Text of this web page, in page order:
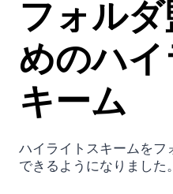
フォル
めのハ
キーム
ハイライトスキームをフ
できるようになりました。